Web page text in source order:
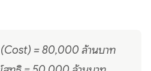
= 80,000 ล้านบาท